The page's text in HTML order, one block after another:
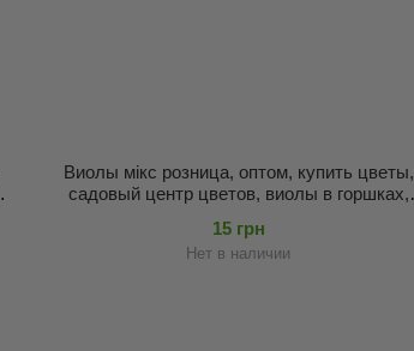
Виолы мікс розница, оптом, купить цветы,
садовый центр цветов, виолы в горшках,
15 грн
Нет в наличии